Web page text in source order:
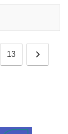
13 次